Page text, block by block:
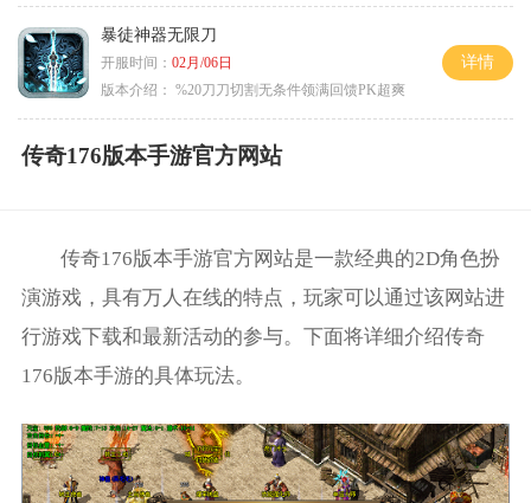
暴徒神器无限刀
开服时间： 02月/06日
版本介绍： %20刀刀切割无条件领满回馈PK超爽
详情
传奇176版本手游官方网站
传奇176版本手游官方网站是一款经典的2D角色扮
演游戏，具有万人在线的特点，玩家可以通过该网站进
行游戏下载和最新活动的参与。下面将详细介绍传奇
176版本手游的具体玩法。